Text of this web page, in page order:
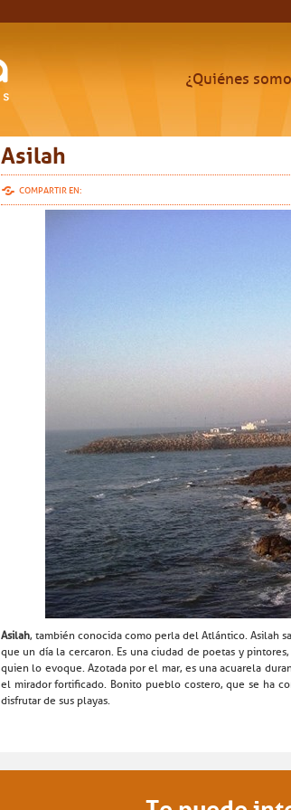
¿Quiénes
Asilah
COMPARTIR EN:
Asilah, también conocida como perla del Atlántico. Asilah
que un día la cercaron. Es una ciudad de poetas y
quien lo evoque. Azotada por el mar, es una acuarela
el mirador fortificado. Bonito pueblo costero, que se ha
disfrutar de sus playas.